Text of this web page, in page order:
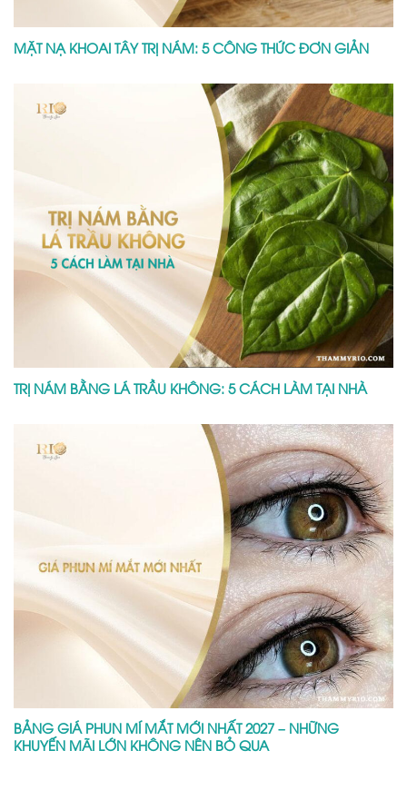
MẶT NẠ KHOAI TÂY TRỊ NÁM: 5 CÔNG THỨC ĐƠN GIẢN
TRỊ NÁM BẰNG LÁ TRẦU KHÔNG: 5 CÁCH LÀM TẠI NHÀ
BẢNG GIÁ PHUN MÍ MẮT MỚI NHẤT 2027 – NHỮNG
KHUYẾN MÃI LỚN KHÔNG NÊN BỎ QUA